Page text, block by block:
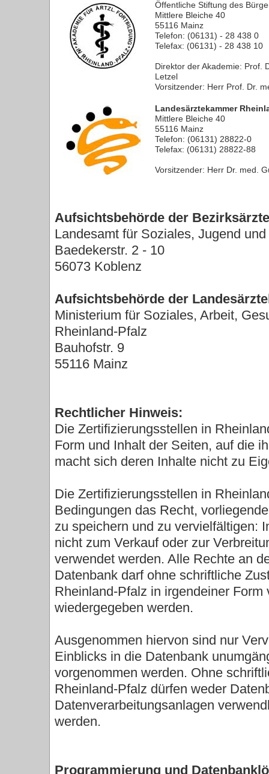
Öffentliche Stiftung des
Mittlere Bleiche 40
55116 Mainz
Telefon: (06131) - 28 438 0
Telefax: (06131) - 28 438 10
Direktor der Akademie: Prof.
Letzel
Vorsitzender: Herr Prof. Dr.
Landesärztekammer
Mittlere Bleiche 40
55116 Mainz
Telefon: (06131) 28822-0
Telefax: (06131) 28822-88
Vorsitzender: Herr Dr. med.
Aufsichtsbehörde der
Landesamt für Soziales, Jugend
Baedekerstr. 2 - 10
56073 Koblenz
Aufsichtsbehörde der
Ministerium für Soziales, Arbeit,
Rheinland-Pfalz
Bauhofstr. 9
55116 Mainz
Rechtlicher Hinweis:
Die Zertifizierungsstellen in
Form und Inhalt der Seiten, auf die
macht sich deren Inhalte nicht zu
Die Zertifizierungsstellen in
Bedingungen das Recht,
zu speichern und zu vervielfältigen:
nicht zum Verkauf oder zur
verwendet werden. Alle Rechte an
Datenbank darf ohne schriftliche
Rheinland-Pfalz in irgendeiner
wiedergegeben werden.
Ausgenommen hiervon sind nur
Einblicks in die Datenbank
vorgenommen werden. Ohne
Rheinland-Pfalz dürfen weder
Datenverarbeitungsanlagen
werden.
Programmierung und